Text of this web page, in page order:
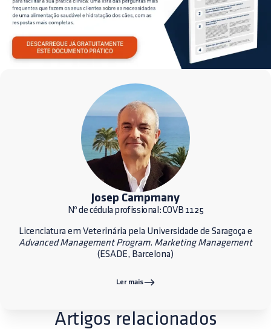
Josep Campmany
Nº de cédula profissional: COVB 1125
Licenciatura em Veterinária pela Universidade de Saragoça e
Advanced Management Program. Marketing Management
(ESADE, Barcelona)
Ler mais
Artigos relacionados